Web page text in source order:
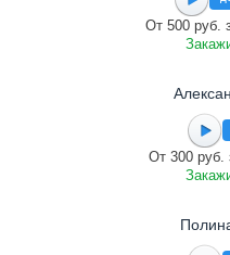
От 500 руб.
От 300 руб.